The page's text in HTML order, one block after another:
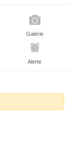
Galerie
Alerte